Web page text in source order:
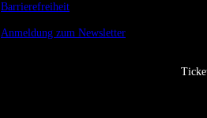
Barrierefreiheit
Anmeldung zum Newsletter